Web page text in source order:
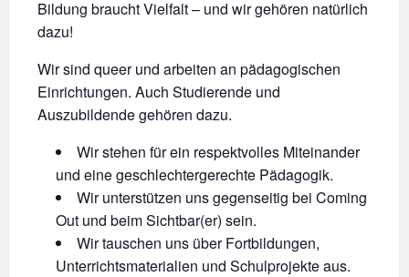
Bildung braucht Vielfalt – und wir gehören natürlich
dazu!
Wir sind queer und arbeiten an pädagogischen
Einrichtungen. Auch Studierende und
Auszubildende gehören dazu.
Wir stehen für ein respektvolles Miteinander
und eine geschlechtergerechte Pädagogik.
Wir unterstützen uns gegenseitig bei Coming
Out und beim Sichtbar(er) sein.
Wir tauschen uns über Fortbildungen,
Unterrichtsmaterialien und Schulprojekte aus.